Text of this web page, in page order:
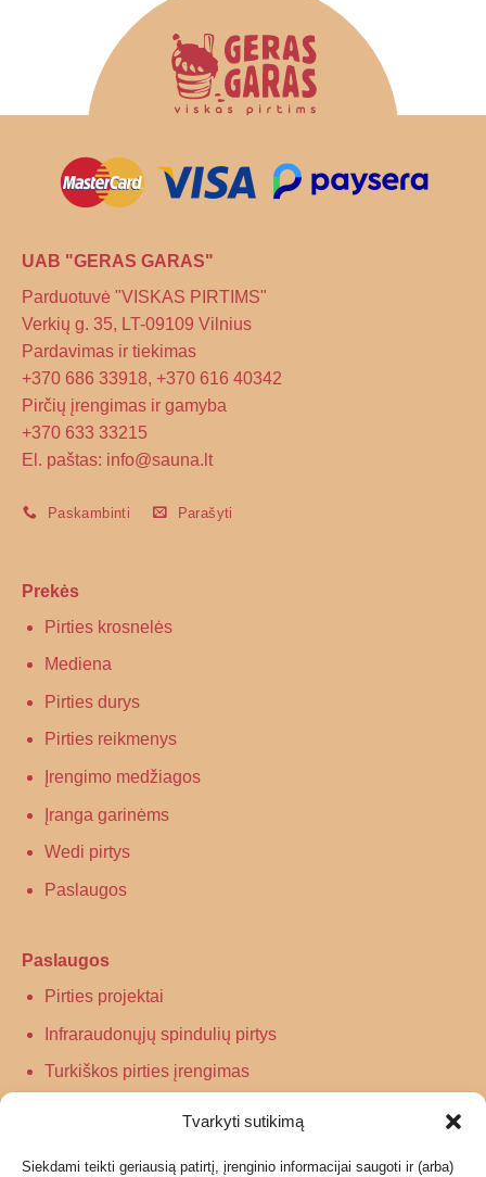
Tvarkyti sutikimą
Siekdami teikti geriausią patirtį, įrenginio informacijai saugoti ir (arba)
UAB "GERAS GARAS"
Parduotuvė "VISKAS PIRTIMS"
Verkių g. 35, LT-09109 Vilnius
Pardavimas ir tiekimas
+370 686 33918, +370 616 40342
Pirčių įrengimas ir gamyba
+370 633 33215
El. paštas: info@sauna.lt
Paskambinti Parašyti
Prekės
Pirties krosnelės
Mediena
Pirties durys
Pirties reikmenys
Įrengimo medžiagos
Įranga garinėms
Wedi pirtys
Paslaugos
Paslaugos
Pirties projektai
Infraraudonųjų spindulių pirtys
Turkiškos pirties įrengimas